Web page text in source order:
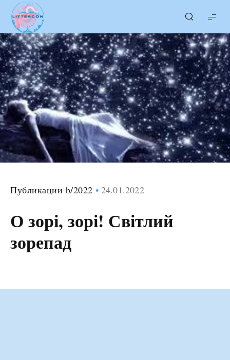
LITTERcon
Публикации b/2022 24.01.2022
О зорі, зорі! Світлий
зорепад